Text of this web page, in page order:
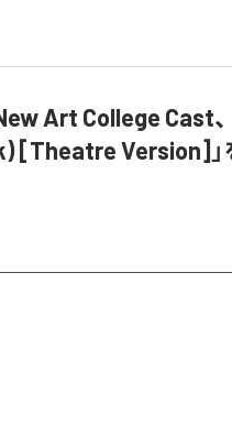
Art College Cast
[Theatre Version]